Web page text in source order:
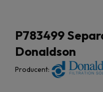
P783499
Donaldson
Producent: